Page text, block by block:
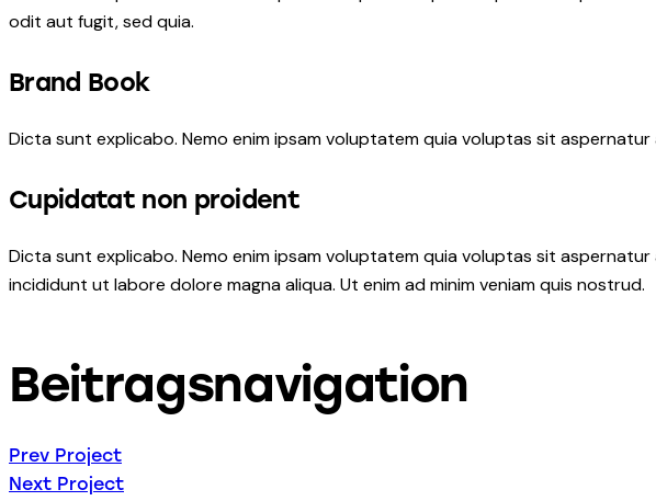
odit aut fugit, sed quia.
Brand Book
Dicta sunt explicabo. Nemo enim ipsam voluptatem quia voluptas sit
Cupidatat non proident
Dicta sunt explicabo. Nemo enim ipsam voluptatem quia voluptas sit
incididunt ut labore dolore magna aliqua. Ut enim ad minim veniam quis nostrud.
Beitragsnavigation
Prev Project
Next Project